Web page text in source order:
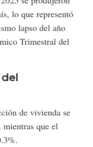
lo que representó
lapso del año
Trimestral del
de vivienda se
que el